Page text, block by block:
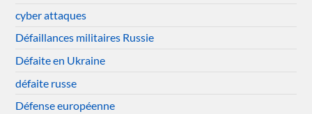
cyber attaques
Défaillances militaires Russie
Défaite en Ukraine
défaite russe
Défense européenne